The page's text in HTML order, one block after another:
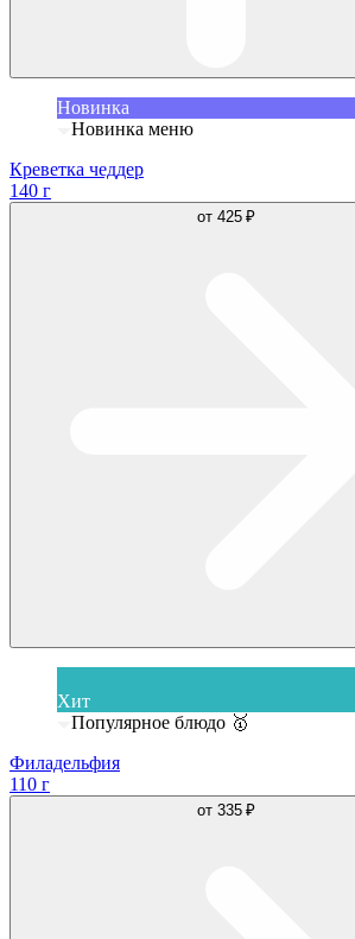
Новинка
Новинка меню
Креветка чеддер
140 г
от 425 ₽
Хит
Популярное блюдо 🥇
Филадельфия
110 г
от 335 ₽